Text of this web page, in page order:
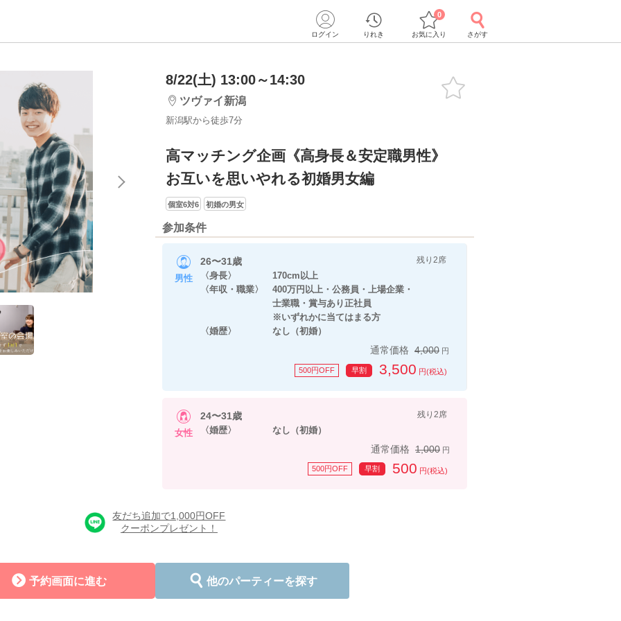
ログイン りれき お気に入り
0
さがす
8/22(土) 13:00～14:30
ツヴァイ新潟
新潟駅から徒歩7分
高マッチング企画《高身長＆安定職男性》
お互いを思いやれる初婚男女編
個室6対6 初婚の男女
参加条件
男性
残り2席
26〜31歳
〈身長〉 170cm以上
〈年収・職業〉 400万円以上・公務員・上場企業・
士業職・賞与あり正社員
※いずれかに当てはまる方
〈婚歴〉 なし（初婚）
通常価格 4,000 円
500円OFF 早割 3,500 円(税込)
女性
残り2席
24〜31歳
〈婚歴〉 なし（初婚）
通常価格 1,000 円
500円OFF 早割 500 円(税込)
友だち追加で1,000円OFF
クーポンプレゼント！
予約画面に進む 他のパーティーを探す